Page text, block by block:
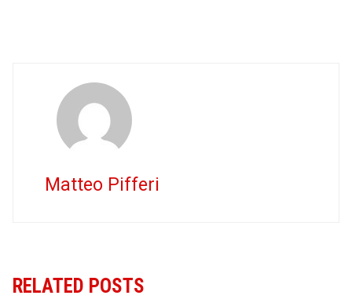
Matteo Pifferi
RELATED POSTS